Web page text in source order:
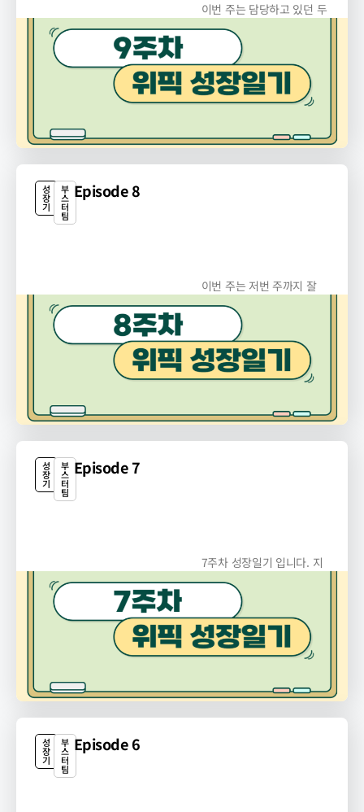
이번 주는 담당하고 있던 두
개의 창업광고 캠페인을...
성
장
기
부
스
터
팀
Episode 8
이번 주는 저번 주까지 잘
운영되던 광고 성과가...
성
장
기
부
스
터
팀
Episode 7
7주차 성장일기 입니다. 지
난 7주 동안 많은 일들이...
성
장
기
부
스
터
팀
Episode 6